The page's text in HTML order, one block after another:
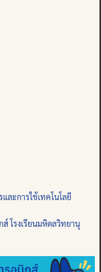
ละการใช้เทคโนโลยี
โรงเรียนมหิดลวิทยานุ